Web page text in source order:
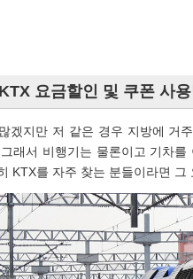
요금할인 및 쿠폰 사용
겠지만 저 같은 경우 지방에 거
래서 비행기는 물론이고 기차
KTX를 자주 찾는 분들이라면